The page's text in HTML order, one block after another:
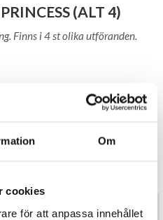
Om
cookies
för att anpassa innehållet
(ALT 4)
Finns i 4 st olika utföranden.
ÖPPET KÖP I 30 DAGAR
Finns i 4 st olika utföranden.